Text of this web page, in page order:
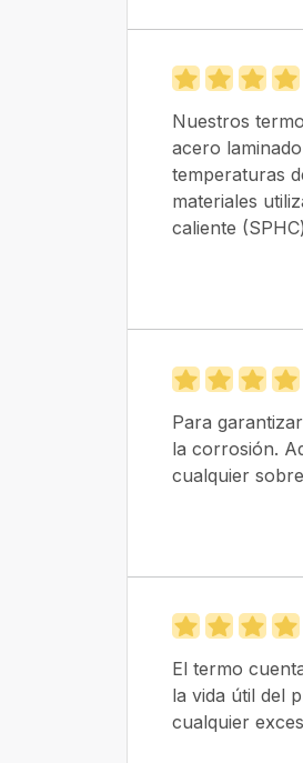
Nuestros
acero
temperaturas
materiales
caliente
Para
la corrosión.
cualquier
El termo
la vida útil del
cualquier